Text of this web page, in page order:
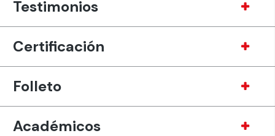
Testimonios
Certificación
Folleto
Académicos